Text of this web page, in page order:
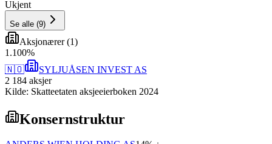
Ukjent
Se alle (9)
Aksjonærer(1)
1 .100%
🇳🇴
SYLJUÅSEN INVEST AS
2 184 aksjer
Kilde: Skatteetaten aksjeeierboken 2024
Konsernstruktur